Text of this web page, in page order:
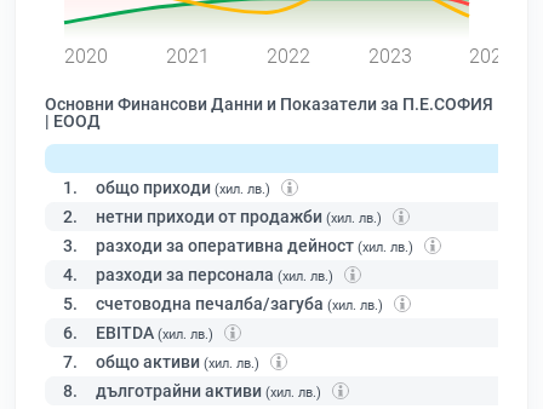
2020 2021 2022 2023 2024
Основни Финансови Данни и Показатели за П.Е.СОФИЯ
| ЕООД
1. общо приходи (хил. лв.)
2. нетни приходи от продажби (хил. лв.)
3. разходи за оперативна дейност (хил. лв.)
4. разходи за персонала (хил. лв.)
5. счетоводна печалба/загуба (хил. лв.)
6. EBITDA (хил. лв.)
7. общо активи (хил. лв.)
8. дълготрайни активи (хил. лв.)